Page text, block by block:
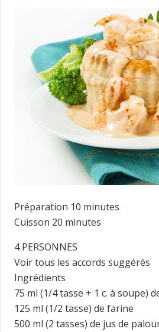
Préparation 10 minutes
Cuisson 20 minutes
4 PERSONNES
Voir tous les accords suggérés
Ingrédients
75 ml (1/4 tasse + 1 c. à soupe)
125 ml (1/2 tasse) de farine
500 ml (2 tasses) de jus de